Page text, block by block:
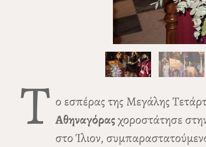
Τ ο εσπέρας της Μεγάλης
Αθηναγόραςχοροστάτησε
στο Ίλιον,